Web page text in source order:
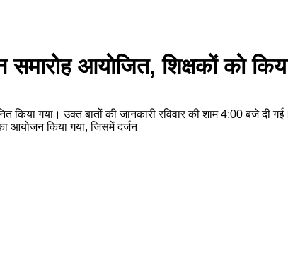
समारोह आयोजित, शिक्षकों को
किया गया। उक्त बातों की जानकारी रविवार की शाम 4:00 बजे
आयोजन किया गया, जिसमें दर्जन